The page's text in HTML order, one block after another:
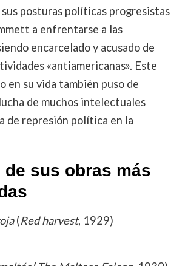
posturas políticas progresistas
a enfrentarse a las
encarcelado y acusado de
«antiamericanas». Este
en su vida también puso de
de muchos intelectuales
de represión política en la
de sus obras más
(Red harvest, 1929)